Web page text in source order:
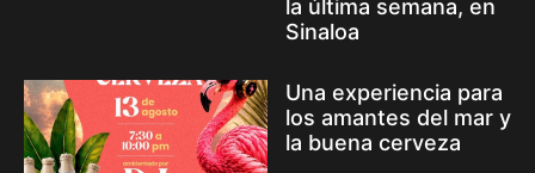
la última semana, en
Sinaloa
Una experiencia para
los amantes del mar y
la buena cerveza